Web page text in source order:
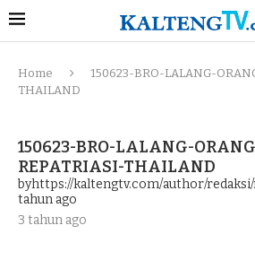
Home
150623-BRO-LALANG-
THAILAND
150623-BRO-LALANG-
REPATRIASI-THAILAND
byhttps://kaltengtv.com/author/
tahun ago
3 tahun ago